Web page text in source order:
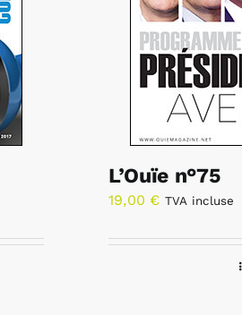
L’Ouïe n°75
19,00 € TVA incluse